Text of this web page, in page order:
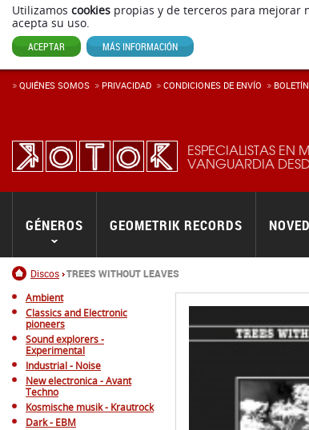
Utilizamos cookies propias y de terceros para mejorar
acepta su uso.
ACEPTAR MÁS INFORMACIÓN
ESPECIALISTAS EN
VANGUARDIA
Inicio
Discos TREES WITHOUT LEAVES
GÉNEROS GEOMETRIK RECORDS
QUIÉNES SOMOS PRIVACIDAD CONDICIONES DE ENVÍ­O
Ambient
Classics and Electronic
pioneers
Sound explorers -
Experimental
Industrial - Noise
New electronica - Avant
Techno
Kosmische musik - Krautrock
Dark - EBM